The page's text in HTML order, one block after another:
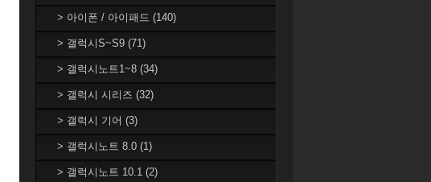
> 아이폰 / 아이패드 (140)
> 갤럭시S~S9 (71)
> 갤럭시노트1~8 (34)
> 갤럭시 시리즈 (32)
> 갤럭시 기어 (3)
> 갤럭시노트 8.0 (1)
> 갤럭시노트 10.1 (2)